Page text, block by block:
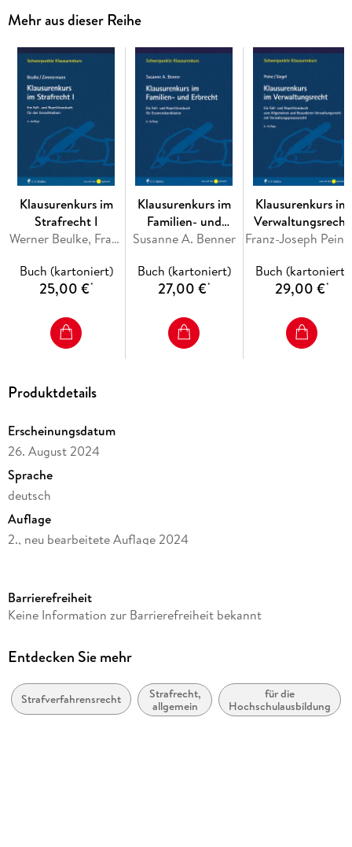
Referendaren als Standardprobleme beherrscht werden
sollten. Zahlreiche Prüfungsschemata sowie gezielte Verweise
auf weiterführende Literatur geben neben der praktischen
Falllösung die Möglichkeit zur Vertiefung und Ergänzung des
Erlernten.
Dieser Klausurenkurs ergänzt optimal das Schwerpunkte-
Lehrbuch zum Strafprozessrecht von Beulke/Swoboda.
Jetzt reinlesen:Inhaltsverzeichnis(pdf)
Mehr aus dieser Reihe
Klausurenkurs im
Strafrecht I
Werner Beulke, Frank Zimmermann
Buch (kartoniert)
25,00 €*
Klausurenkurs im
Familien- und
Erbrecht
Susanne A. Benner
Buch (kartoniert)
27,00 €*
Klausurenkurs im
Verwaltungsrecht
Buch (kartoniert)
29,00 €*
Produktdetails
Erscheinungsdatum
26. August 2024
Sprache
deutsch
Auflage
2., neu bearbeitete Auflage 2024
Reihe
Autor/Autorin
Verlag/Hersteller
Müller C.F.
Barrierefreiheit
Keine Information zur Barrierefreiheit bekannt
Entdecken Sie mehr
Strafverfahrensrecht
Strafrecht,
allgemein
für die
Hochschulausbildung